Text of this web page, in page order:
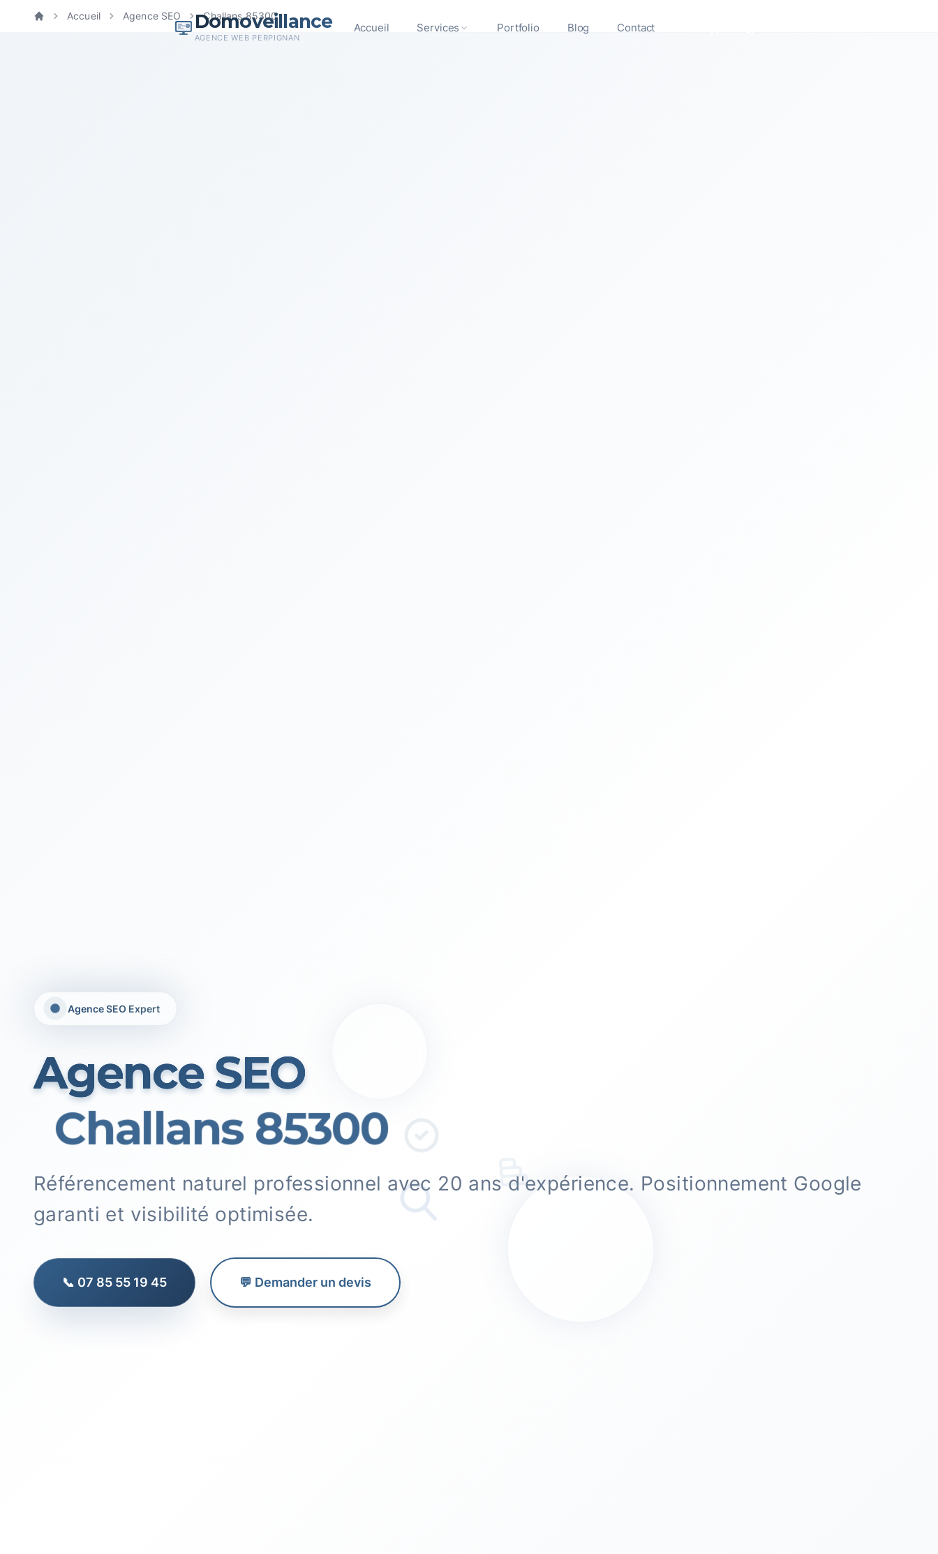
Domoveillance
AGENCE WEB PERPIGNAN
Accueil Services Portfolio Blog Contact
Accueil Agence SEO Challans 85300
Agence SEO Expert
Agence SEO
Challans 85300
Référencement naturel professionnel avec 20 ans d'expérience. Positionnement Google
garanti et visibilité optimisée.
📞 07 85 55 19 45 💬 Demander un devis